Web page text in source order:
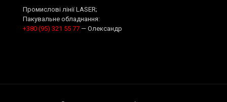
Промислові лінії LASER;
Пакувальне обладнання:
+380 (95) 321 55 77 — Олександр